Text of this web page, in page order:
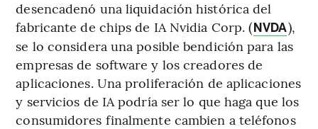
desencadenó una liquidación histórica del
fabricante de chips de IA Nvidia Corp. (NVDA),
se lo considera una posible bendición para las
empresas de software y los creadores de
aplicaciones. Una proliferación de aplicaciones
y servicios de IA podría ser lo que haga que los
consumidores finalmente cambien a teléfonos